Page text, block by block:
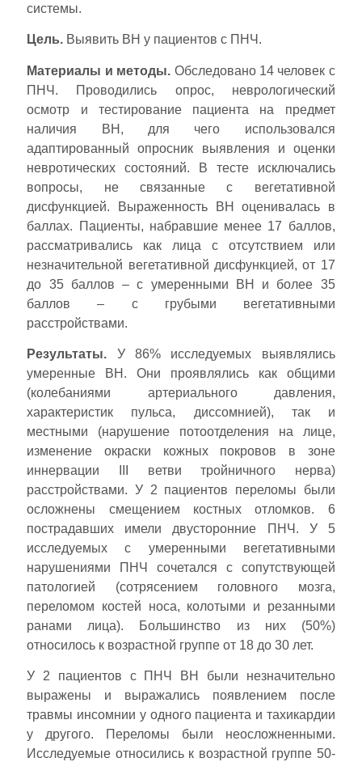
системы.
Цель. Выявить ВН у пациентов с ПНЧ.
Материалы и методы. Обследовано 14 человек с
ПНЧ. Проводились опрос, неврологический
осмотр и тестирование пациента на предмет
наличия ВН, для чего использовался
адаптированный опросник выявления и оценки
невротических состояний. В тесте исключались
вопросы, не связанные с вегетативной
дисфункцией. Выраженность ВН оценивалась в
баллах. Пациенты, набравшие менее 17 баллов,
рассматривались как лица с отсутствием или
незначительной вегетативной дисфункцией, от 17
до 35 баллов – с умеренными ВН и более 35
баллов – с грубыми вегетативными
расстройствами.
Результаты. У 86% исследуемых выявлялись
умеренные ВН. Они проявлялись как общими
(колебаниями артериального давления,
характеристик пульса, диссомнией), так и
местными (нарушение потоотделения на лице,
изменение окраски кожных покровов в зоне
иннервации III ветви тройничного нерва)
расстройствами. У 2 пациентов переломы были
осложнены смещением костных отломков. 6
пострадавших имели двусторонние ПНЧ. У 5
исследуемых с умеренными вегетативными
нарушениями ПНЧ сочетался с сопутствующей
патологией (сотрясением головного мозга,
переломом костей носа, колотыми и резанными
ранами лица). Большинство из них (50%)
относилось к возрастной группе от 18 до 30 лет.
У 2 пациентов с ПНЧ ВН были незначительно
выражены и выражались появлением после
травмы инсомнии у одного пациента и тахикардии
у другого. Переломы были неосложненными.
Исследуемые относились к возрастной группе 50-